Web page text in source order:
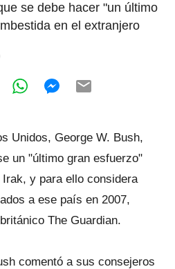
se debe hacer "un último
en el extranjero
Unidos, George W. Bush,
un "último gran esfuerzo"
y para ello considera
a ese país en 2007,
The Guardian.
comentó a sus consejeros